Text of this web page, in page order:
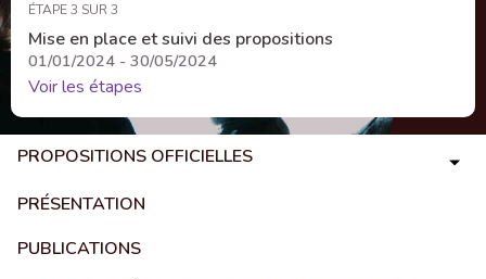
ÉTAPE 3 SUR 3
Mise en place et suivi des propositions
01/01/2024 - 30/05/2024
Voir les étapes
PROPOSITIONS OFFICIELLES
PRÉSENTATION
PUBLICATIONS